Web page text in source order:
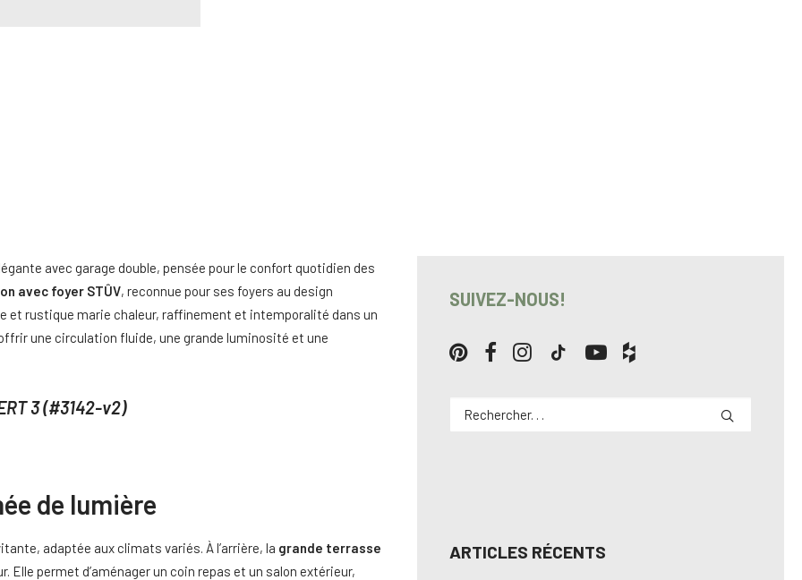
avec garage double, pensée pour le confort quotidien des
avec foyer STÛV, reconnue pour ses foyers au design
et rustique marie chaleur, raffinement et intemporalité dans un
une circulation fluide, une grande luminosité et une
3 (#3142-v2)
de lumière
adaptée aux climats variés. À l’arrière, la grande terrasse
Elle permet d’aménager un coin repas et un salon extérieur,
SUIVEZ-NOUS!
ARTICLES RÉCENTS